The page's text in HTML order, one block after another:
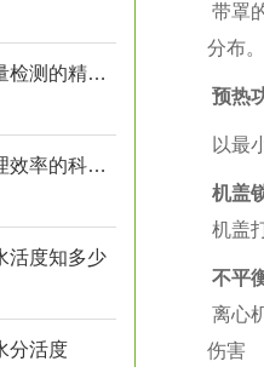
乳汁离心机：开启乳品质量检测的精准之门
乳汁离心机：提升母乳处理效率的科技设备
度知多少
分活度
带罩
分布。
预热
以最
机盖
机盖
不平
离心
伤害